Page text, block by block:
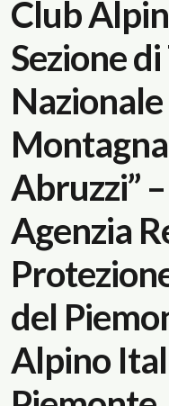
Club
Sezione
Abruzzi”
Agenzia
del
Alpino